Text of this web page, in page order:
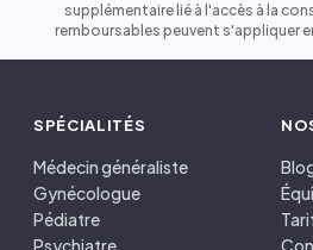
supplémentaire lié à l'accès à la
remboursables peuvent s'appliquer
SPÉCIALITÉS
Médecin généraliste
Gynécologue
Pédiatre
Psychiatre